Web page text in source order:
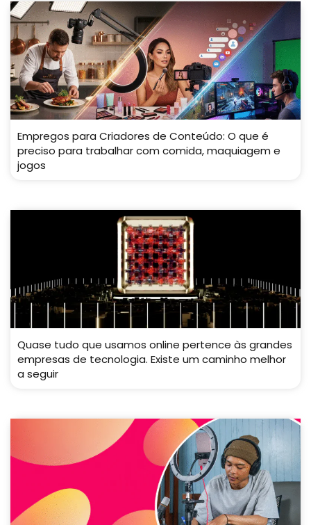
Empregos para Criadores de Conteúdo: O que é
preciso para trabalhar com comida, maquiagem e
jogos
Quase tudo que usamos online pertence às grandes
empresas de tecnologia. Existe um caminho melhor
a seguir